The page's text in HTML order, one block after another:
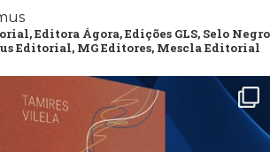
Editora Ágora, Edições GLS, Selo Negro
Editorial, MG Editores, Mescla Editorial